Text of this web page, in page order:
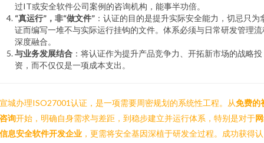
过IT或安全软件公司案例的咨询机构，能事半功倍。
“真运行”，非“做文件” ：认证的目的是提升实际安全能力，切忌只为
证而编写一堆不与实际运行挂钩的文件。体系必须与日常研发管理流
深度融合。
与业务发展结合 ：将认证作为提升产品竞争力、开拓新市场的战略投
资，而不仅仅是一项成本支出。
城办理ISO27001认证，是一项需要周密规划的系统性工程。从免费的
询开始，明确自身需求与差距，到稳步建立并运行体系，特别是对于
息安全软件开发企业 ，更需将安全基因深植于研发全过程。成功获得认